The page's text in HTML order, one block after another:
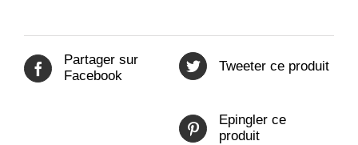
Partager sur
Facebook
Tweeter ce produit
Epingler ce
produit